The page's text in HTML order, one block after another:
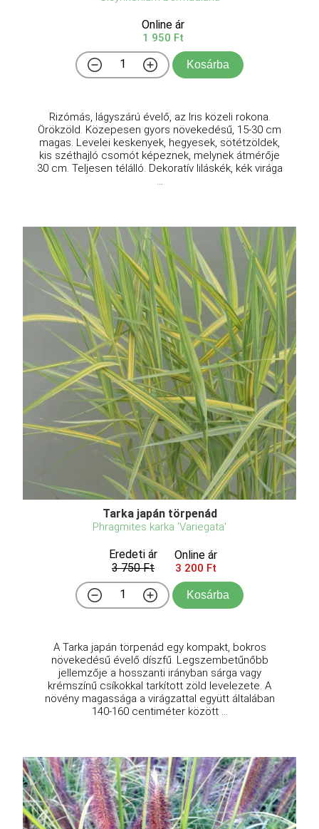
Online ár
1 950 Ft
Kosárba
Rizómás, lágyszárú évelő, az Iris közeli rokona.
Örökzöld. Közepesen gyors növekedésű, 15-30 cm
magas. Levelei keskenyek, hegyesek, sötétzöldek,
kis széthajló csomót képeznek, melynek átmérője
30 cm. Teljesen télálló. Dekoratív liláskék, kék virága
...
Tarka japán törpenád
Phragmites karka 'Variegata'
Eredeti ár
3 750 Ft
Online ár
3 200 Ft
Kosárba
A Tarka japán törpenád egy kompakt, bokros
növekedésű évelő díszfű. Legszembetűnőbb
jellemzője a hosszanti irányban sárga vagy
krémszínű csíkokkal tarkított zöld levelezete. A
növény magassága a virágzattal együtt általában
140-160 centiméter között ...